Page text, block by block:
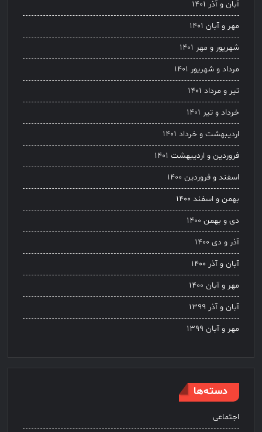
آبان و آذر ۱۴۰۱
مهر و آبان ۱۴۰۱
شهریور و مهر ۱۴۰۱
مرداد و شهریور ۱۴۰۱
تیر و مرداد ۱۴۰۱
خرداد و تیر ۱۴۰۱
اردیبهشت و خرداد ۱۴۰۱
فروردین و اردیبهشت ۱۴۰۱
اسفند و فروردین ۱۴۰۰
بهمن و اسفند ۱۴۰۰
دی و بهمن ۱۴۰۰
آذر و دی ۱۴۰۰
آبان و آذر ۱۴۰۰
مهر و آبان ۱۴۰۰
آبان و آذر ۱۳۹۹
مهر و آبان ۱۳۹۹
دسته‌ها
اجتماعی